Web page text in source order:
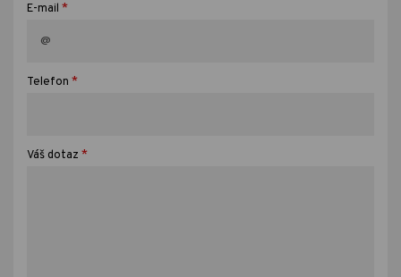
E-mail *
Telefon *
Váš dotaz *